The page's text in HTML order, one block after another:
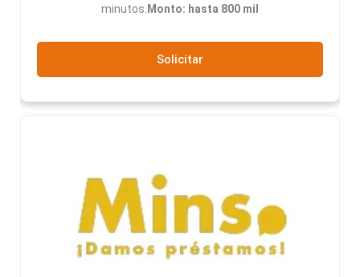
minutos. Monto: hasta 800 mil
Solicitar